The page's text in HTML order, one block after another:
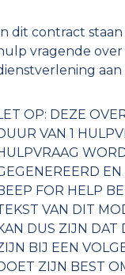
dit contract
vragende
aan
OP: DEZE
VAN 1
FOR HELP
VAN DIT
DUS ZIJN DAT
BIJ EEN
ZIJN BEST